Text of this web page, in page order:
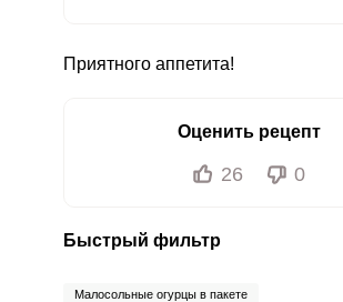
Приятного аппетита!
Оценить рецепт
26 0
Быстрый фильтр
Малосольные огурцы в пакете